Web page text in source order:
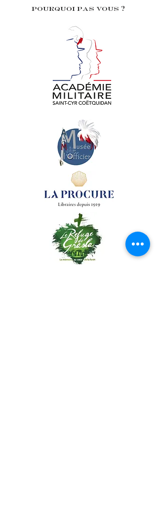
pourquoi pas vous ?